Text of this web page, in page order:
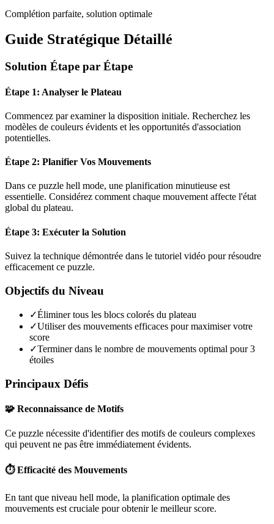
Complétion parfaite, solution optimale
Guide Stratégique Détaillé
Solution Étape par Étape
Étape 1: Analyser le Plateau
Commencez par examiner la disposition initiale. Recherchez les
modèles de couleurs évidents et les opportunités d'association
potentielles.
Étape 2: Planifier Vos Mouvements
Dans ce puzzle hell mode, une planification minutieuse est
essentielle. Considérez comment chaque mouvement affecte l'état
global du plateau.
Étape 3: Exécuter la Solution
Suivez la technique démontrée dans le tutoriel vidéo pour résoudre
efficacement ce puzzle.
Objectifs du Niveau
✓Éliminer tous les blocs colorés du plateau
✓Utiliser des mouvements efficaces pour maximiser votre
score
✓Terminer dans le nombre de mouvements optimal pour 3
étoiles
Principaux Défis
🧩 Reconnaissance de Motifs
Ce puzzle nécessite d'identifier des motifs de couleurs complexes
qui peuvent ne pas être immédiatement évidents.
⏱️ Efficacité des Mouvements
En tant que niveau hell mode, la planification optimale des
mouvements est cruciale pour obtenir le meilleur score.